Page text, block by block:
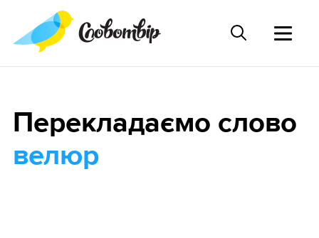
Перекладаємо слово
велюр